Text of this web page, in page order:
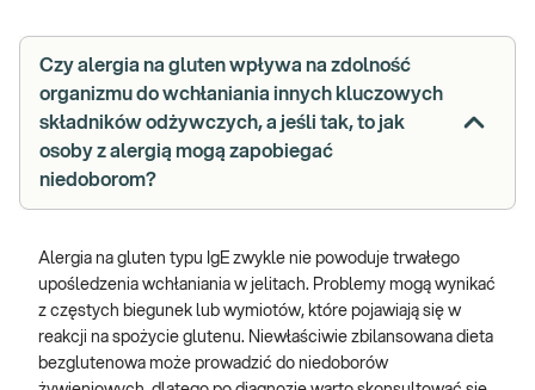
Czy alergia na gluten wpływa na zdolność
organizmu do wchłaniania innych kluczowych
składników odżywczych, a jeśli tak, to jak
osoby z alergią mogą zapobiegać
niedoborom?
Alergia na gluten typu IgE zwykle nie powoduje trwałego
upośledzenia wchłaniania w jelitach. Problemy mogą wynikać
z częstych biegunek lub wymiotów, które pojawiają się w
reakcji na spożycie glutenu. Niewłaściwie zbilansowana dieta
bezglutenowa może prowadzić do niedoborów